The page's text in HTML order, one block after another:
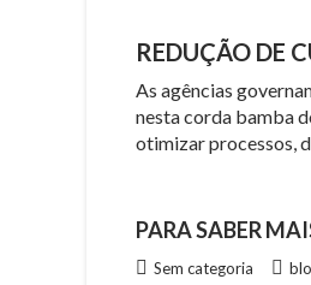
REDUÇÃO DE
As agências
nesta corda bamba
otimizar processos,
PARA SABER
Sem categoria